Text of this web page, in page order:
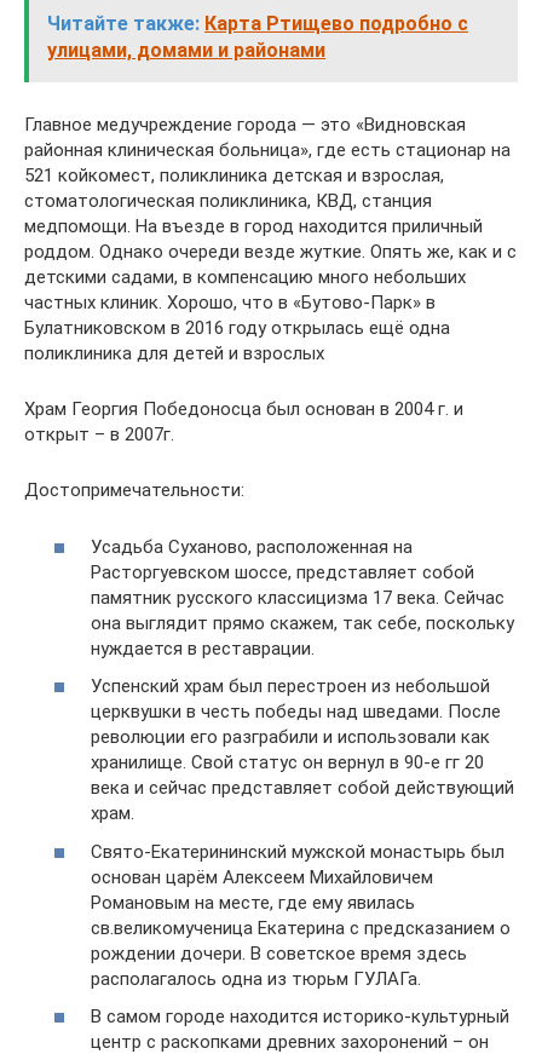
Читайте также: Карта Ртищево подробно с
улицами, домами и районами
Главное медучреждение города — это «Видновская
районная клиническая больница», где есть стационар на
521 койкомест, поликлиника детская и взрослая,
стоматологическая поликлиника, КВД, станция
медпомощи. На въезде в город находится приличный
роддом. Однако очереди везде жуткие. Опять же, как и с
детскими садами, в компенсацию много небольших
частных клиник. Хорошо, что в «Бутово-Парк» в
Булатниковском в 2016 году открылась ещё одна
поликлиника для детей и взрослых
Храм Георгия Победоносца был основан в 2004 г. и
открыт – в 2007г.
Достопримечательности:
Усадьба Суханово, расположенная на
Расторгуевском шоссе, представляет собой
памятник русского классицизма 17 века. Сейчас
она выглядит прямо скажем, так себе, поскольку
нуждается в реставрации.
Успенский храм был перестроен из небольшой
церквушки в честь победы над шведами. После
революции его разграбили и использовали как
хранилище. Свой статус он вернул в 90-е гг 20
века и сейчас представляет собой действующий
храм.
Свято-Екатерининский мужской монастырь был
основан царём Алексеем Михайловичем
Романовым на месте, где ему явилась
св.великомученица Екатерина с предсказанием о
рождении дочери. В советское время здесь
располагалось одна из тюрьм ГУЛАГа.
В самом городе находится историко-культурный
центр с раскопками древних захоронений – он